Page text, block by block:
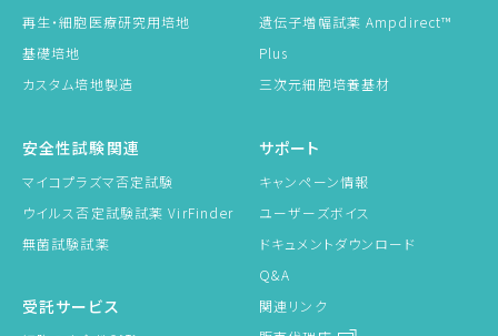
再生・細胞医療研究用培地
基礎培地
カスタム培地製造
安全性試験関連
マイコプラズマ否定試験
ウイルス否定試験試薬 VirFinder
無菌試験試薬
受託サービス
遺伝子増幅試薬 Ampdirect™
Plus
三次元細胞培養基材
サポート
キャンペーン情報
ユーザーズボイス
ドキュメントダウンロード
Q&A
関連リンク